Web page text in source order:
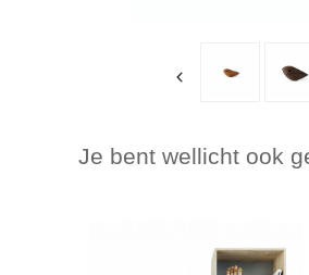
Je bent wellicht ook